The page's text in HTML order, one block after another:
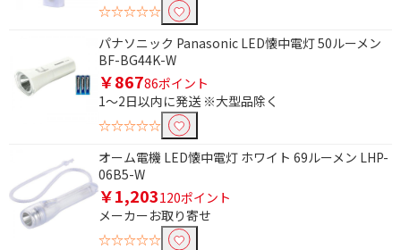
☆☆☆☆☆
パナソニック Panasonic LED懐中電灯 50ルーメン
BF-BG44K-W
￥86786ポイント
1～2日以内に発送 ※大型品除く
☆☆☆☆☆
オーム電機 LED懐中電灯 ホワイト 69ルーメン LHP-
06B5-W
￥1,203120ポイント
メーカーお取り寄せ
☆☆☆☆☆
有効画素数で絞り込む
800万以下
ハンズフリー通話で絞り込む
ハンズフリー通話対応
広角レンズ機能で絞り込む
有